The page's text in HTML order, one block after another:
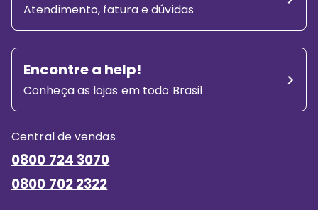
Atendimento, fatura e dúvidas
Encontre a help!
Conheça as lojas em todo Brasil
Central de vendas
0800 724 3070
0800 702 2322